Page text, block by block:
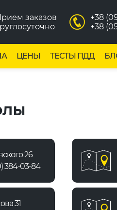
заказов
+38
+38
ЦЕНЫ ТЕСТЫ ПДД
26
384-03-84
31